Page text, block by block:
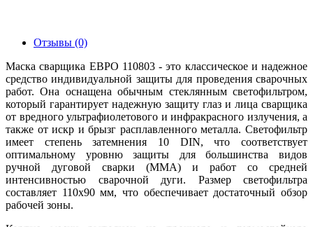
Отзывы (0)
Маска сварщика ЕВРО 110803 - это классическое и надежное
средство индивидуальной защиты для проведения сварочных
работ. Она оснащена обычным стеклянным светофильтром,
который гарантирует надежную защиту глаз и лица сварщика
от вредного ультрафиолетового и инфракрасного излучения, а
также от искр и брызг расплавленного металла. Светофильтр
имеет степень затемнения 10 DIN, что соответствует
оптимальному уровню защиты для большинства видов
ручной дуговой сварки (MMA) и работ со средней
интенсивностью сварочной дуги. Размер светофильтра
составляет 110х90 мм, что обеспечивает достаточный обзор
рабочей зоны.